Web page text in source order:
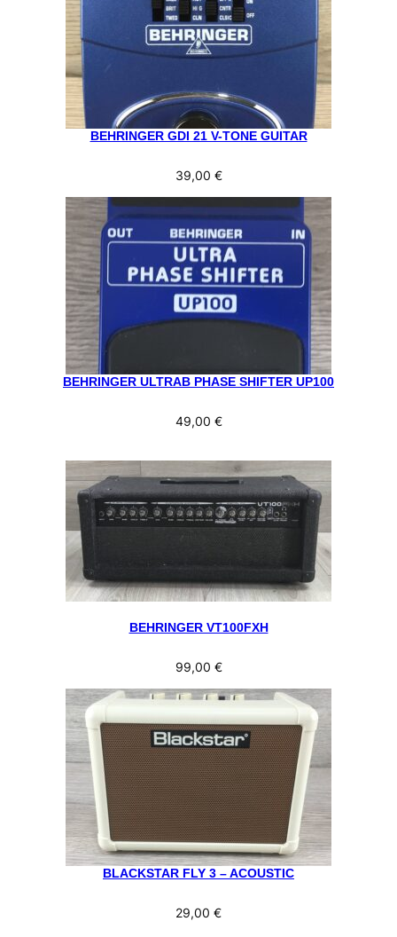
BEHRINGER GDI 21 V-TONE GUITAR
39,00 €
BEHRINGER ULTRAB PHASE SHIFTER UP100
49,00 €
BEHRINGER VT100FXH
99,00 €
BLACKSTAR FLY 3 – ACOUSTIC
29,00 €